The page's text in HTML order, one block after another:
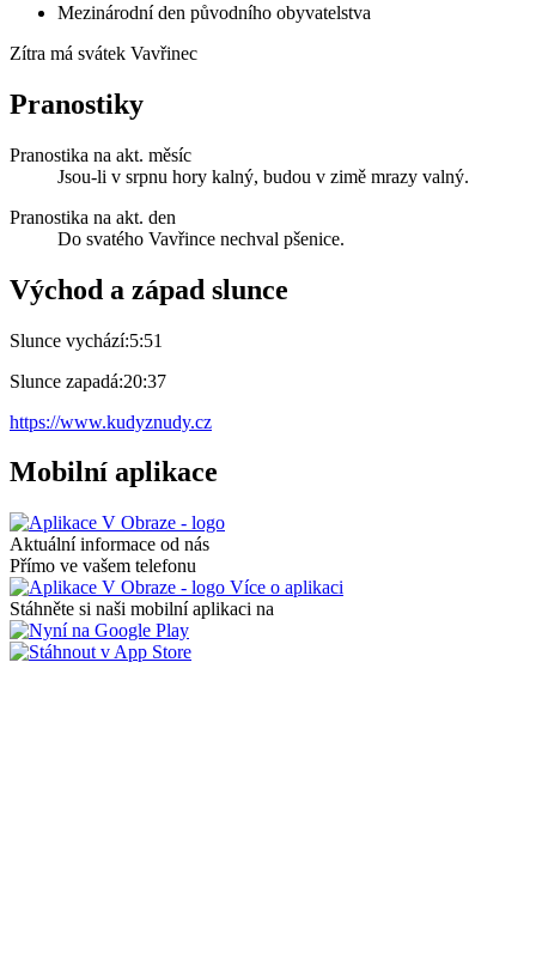
Mezinárodní den původního obyvatelstva
Zítra má svátek Vavřinec
Pranostiky
Pranostika na akt. měsíc
Jsou-li v srpnu hory kalný, budou v zimě mrazy valný.
Pranostika na akt. den
Do svatého Vavřince nechval pšenice.
Východ a západ slunce
Slunce vychází:5:51
Slunce zapadá:20:37
https://www.kudyznudy.cz
Mobilní aplikace
Aktuální informace od nás
Přímo ve vašem telefonu
Více o aplikaci
Stáhněte si naši mobilní aplikaci na